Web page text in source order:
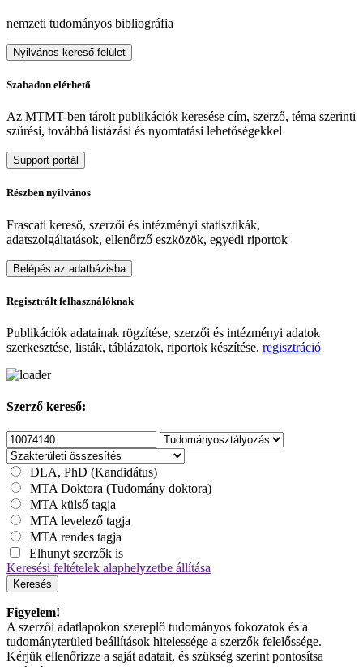
nemzeti tudományos bibliográfia
Nyilvános kereső felület
Szabadon elérhető
Az MTMT-ben tárolt publikációk keresése cím, szerző, téma szerinti
szűrési, továbbá listázási és nyomtatási lehetőségekkel
Support portál
Részben nyilvános
Frascati kereső, szerzői és intézményi statisztikák,
adatszolgáltatások, ellenőrző eszközök, egyedi riportok
Belépés az adatbázisba
Regisztrált felhasználóknak
Publikációk adatainak rögzítése, szerzői és intézményi adatok
szerkesztése, listák, táblázatok, riportok készítése, regisztráció
Szerző kereső:
DLA, PhD (Kandidátus)
MTA Doktora (Tudomány doktora)
MTA külső tagja
MTA levelező tagja
MTA rendes tagja
Elhunyt szerzők is
Keresési feltételek alaphelyzetbe állítása
Keresés
Figyelem!
A szerzői adatlapokon szereplő tudományos fokozatok és a
tudományterületi beállítások hitelessége a szerzők felelőssége.
Kérjük ellenőrizze a saját adatait, és szükség szerint pontosítsa